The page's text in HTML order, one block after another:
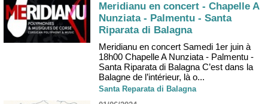
Meridianu en concert - Chapelle A
Nunziata - Palmentu - Santa
Riparata di Balagna
Meridianu en concert Samedi 1er juin à
18h00 Chapelle A Nunziata - Palmentu -
Santa Riparata di Balagna C’est dans la
Balagne de l’intérieur, là o...
Santa Reparata di Balagna